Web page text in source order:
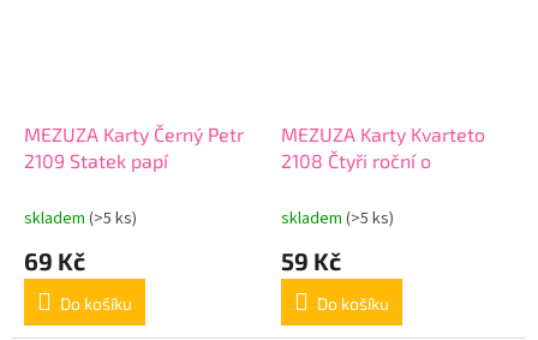
MEZUZA Karty Černý Petr
2109 Statek papí
skladem (>5 ks)
69 Kč
Do košíku
MEZUZA Karty Kvarteto
2108 Čtyři roční o
skladem (>5 ks)
59 Kč
Do košíku